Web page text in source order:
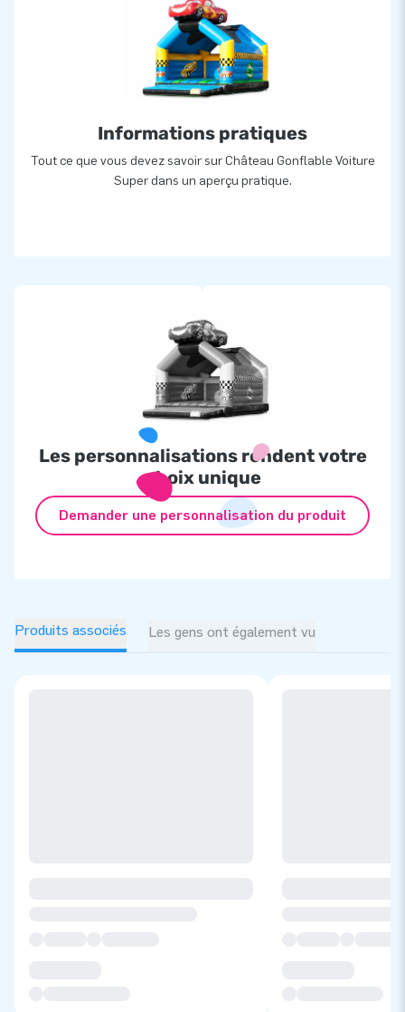
cela offre une garantie unique de 5 ans pour tous ses
châteaux et attractions gonflables. Ainsi, JB vous assure une
longue durée de vie pour toutes vos structures gonflables.
Plus de 15.000 clients ont également choisi JB
Le fabricant JB a permis, depuis plus de 15 ans, aux enfants
et grands enfants du monde entier de sauter et s’amuser
avec ses attractions gonflables. De plus, les équipes de
Informations pratiques
Tout ce que vous devez savoir sur Château Gonflable Voiture
Super dans un aperçu pratique.
Les personnalisations rendent votre
choix unique
Demander une personnalisation du produit
Produits associés Les gens ont également vu